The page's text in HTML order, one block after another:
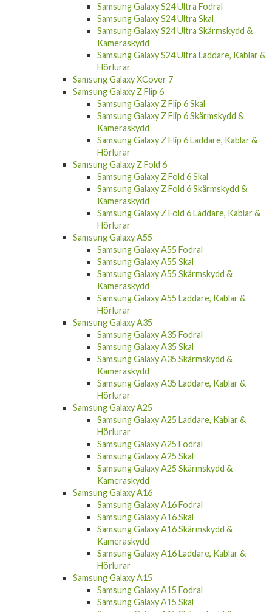
Samsung Galaxy S24 Ultra Fodral
Samsung Galaxy S24 Ultra Skal
Samsung Galaxy S24 Ultra Skärmskydd &
Kameraskydd
Samsung Galaxy S24 Ultra Laddare, Kablar &
Hörlurar
Samsung Galaxy XCover 7
Samsung Galaxy Z Flip 6
Samsung Galaxy Z Flip 6 Skal
Samsung Galaxy Z Flip 6 Skärmskydd &
Kameraskydd
Samsung Galaxy Z Flip 6 Laddare, Kablar &
Hörlurar
Samsung Galaxy Z Fold 6
Samsung Galaxy Z Fold 6 Skal
Samsung Galaxy Z Fold 6 Skärmskydd &
Kameraskydd
Samsung Galaxy Z Fold 6 Laddare, Kablar &
Hörlurar
Samsung Galaxy A55
Samsung Galaxy A55 Fodral
Samsung Galaxy A55 Skal
Samsung Galaxy A55 Skärmskydd &
Kameraskydd
Samsung Galaxy A55 Laddare, Kablar &
Hörlurar
Samsung Galaxy A35
Samsung Galaxy A35 Fodral
Samsung Galaxy A35 Skal
Samsung Galaxy A35 Skärmskydd &
Kameraskydd
Samsung Galaxy A35 Laddare, Kablar &
Hörlurar
Samsung Galaxy A25
Samsung Galaxy A25 Laddare, Kablar &
Hörlurar
Samsung Galaxy A25 Fodral
Samsung Galaxy A25 Skal
Samsung Galaxy A25 Skärmskydd &
Kameraskydd
Samsung Galaxy A16
Samsung Galaxy A16 Fodral
Samsung Galaxy A16 Skal
Samsung Galaxy A16 Skärmskydd &
Kameraskydd
Samsung Galaxy A16 Laddare, Kablar &
Hörlurar
Samsung Galaxy A15
Samsung Galaxy A15 Fodral
Samsung Galaxy A15 Skal